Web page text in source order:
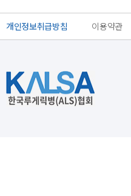
개인정보취급방침 이용약관